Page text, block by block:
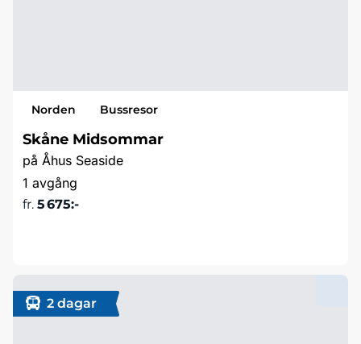
Norden Bussresor
Skåne Midsommar
på Åhus Seaside
1 avgång
fr. 5 675:-
2 dagar